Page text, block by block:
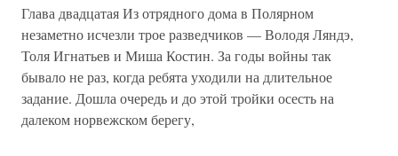
Глава двадцатая Из отрядного дома в Полярном
незаметно исчезли трое разведчиков — Володя Ляндэ,
Толя Игнатьев и Миша Костин. За годы войны так
бывало не раз, когда ребята уходили на длительное
задание. Дошла очередь и до этой тройки осесть на
далеком норвежском берегу,